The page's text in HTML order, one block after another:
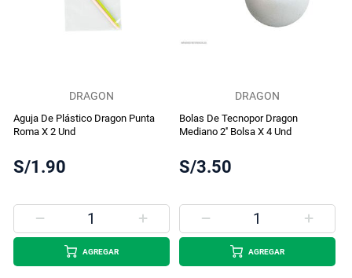
DRAGON
Aguja De Plástico Dragon Punta
Roma X 2 Und
S/1.90
AGREGAR
DRAGON
Bolas De Tecnopor Dragon
Mediano 2'' Bolsa X 4 Und
S/3.50
AGREGAR